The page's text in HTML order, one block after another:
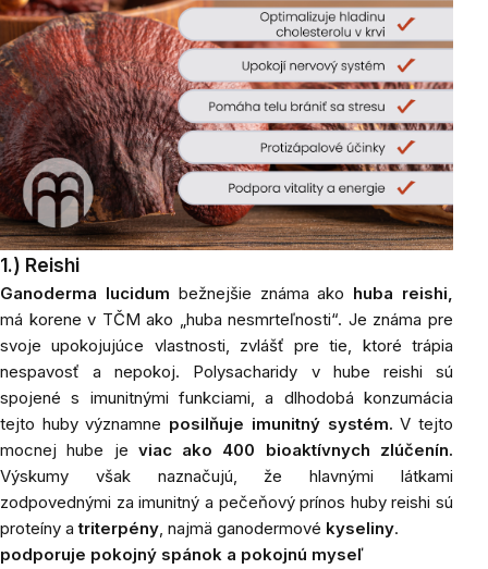
1.) Reishi
Ganoderma lucidum bežnejšie známa ako huba reishi,
má korene v TČM ako „huba nesmrteľnosti“. Je známa pre
svoje upokojujúce vlastnosti, zvlášť pre tie, ktoré trápia
nespavosť a nepokoj. Polysacharidy v hube reishi sú
spojené s imunitnými funkciami, a dlhodobá konzumácia
tejto huby významne posilňuje imunitný systém. V tejto
mocnej hube je viac ako 400 bioaktívnych zlúčenín.
Výskumy však naznačujú, že hlavnými látkami
zodpovednými za imunitný a pečeňový prínos huby reishi sú
proteíny atriterpény, najmä ganodermové kyseliny.
podporuje pokojný spánok a pokojnú myseľ